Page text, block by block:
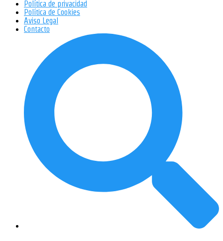
Política de privacidad
Política de Cookies
Aviso Legal
Contacto